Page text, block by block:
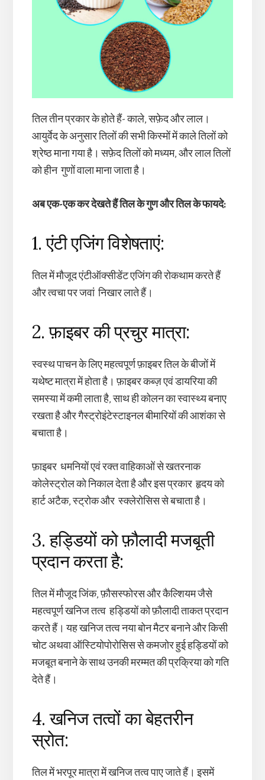
तिल तीन प्रकार के होते हैं- काले, सफ़ेद और लाल।
आयुर्वेद के अनुसार तिलों की सभी किस्मों में काले तिलों को
श्रेष्ठ माना गया है। सफ़ेद तिलों को मध्यम, और लाल तिलों
को हीन गुणों वाला माना जाता है।
अब एक-एक कर देखते हैं तिल के गुण और तिल के फायदे:
1. एंटी एजिंग विशेषताएं:
तिल में मौजूद एंटीऑक्सीडेंट एजिंग की रोकथाम करते हैं
और त्वचा पर जवां निखार लाते हैं।
2. फ़ाइबर की प्रचुर मात्रा:
स्वस्थ पाचन के लिए महत्वपूर्ण फ़ाइबर तिल के बीजों में
यथेष्ट मात्रा में होता है। फ़ाइबर कब्ज़ एवं डायरिया की
समस्या में कमी लाता है, साथ ही कोलन का स्वास्थ्य बनाए
रखता है और गैस्ट्रोइंटेस्टाइनल बीमारियों की आशंका से
बचाता है।
फ़ाइबर धमनियों एवं रक्त वाहिकाओं से खतरनाक
कोलेस्ट्रोल को निकाल देता है और इस प्रकार हृदय को
हार्ट अटैक, स्ट्रोक और स्क्लेरोसिस से बचाता है।
3. हड्डियों को फ़ौलादी मजबूती
प्रदान करता है:
तिल में मौजूद जिंक, फ़ौसस्फोरस और कैल्शियम जैसे
महत्वपूर्ण खनिज तत्व हड्डियों को फ़ौलादी ताकत प्रदान
करते हैं। यह खनिज तत्व नया बोन मैटर बनाने और किसी
चोट अथवा ऑस्टियोपोरोसिस से कमजोर हुई हड्डियों को
मजबूत बनाने के साथ उनकी मरम्मत की प्रक्रिया को गति
देते हैं।
4. खनिज तत्वों का बेहतरीन
स्रोत:
तिल में भरपूर मात्रा में खनिज तत्व पाए जाते हैं। इसमें